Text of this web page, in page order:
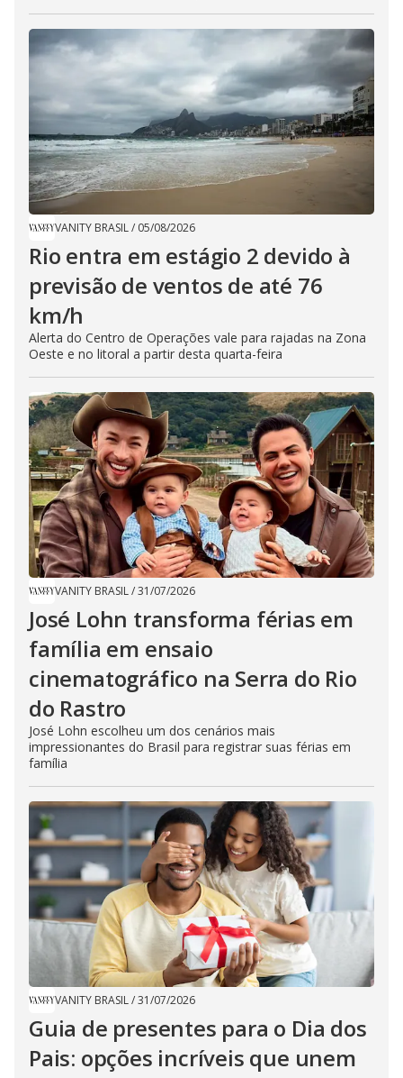
VANITY BRASIL/ 05/08/2026
Rio entra em estágio 2 devido à
previsão de ventos de até 76
km/h
Alerta do Centro de Operações vale para rajadas na Zona
Oeste e no litoral a partir desta quarta-feira
VANITY BRASIL/31/07/2026
José Lohn transforma férias em
família em ensaio
cinematográfico na Serra do Rio
do Rastro
José Lohn escolheu um dos cenários mais
impressionantes do Brasil para registrar suas férias em
família
VANITY BRASIL/31/07/2026
Guia de presentes para o Dia dos
Pais: opções incríveis que unem